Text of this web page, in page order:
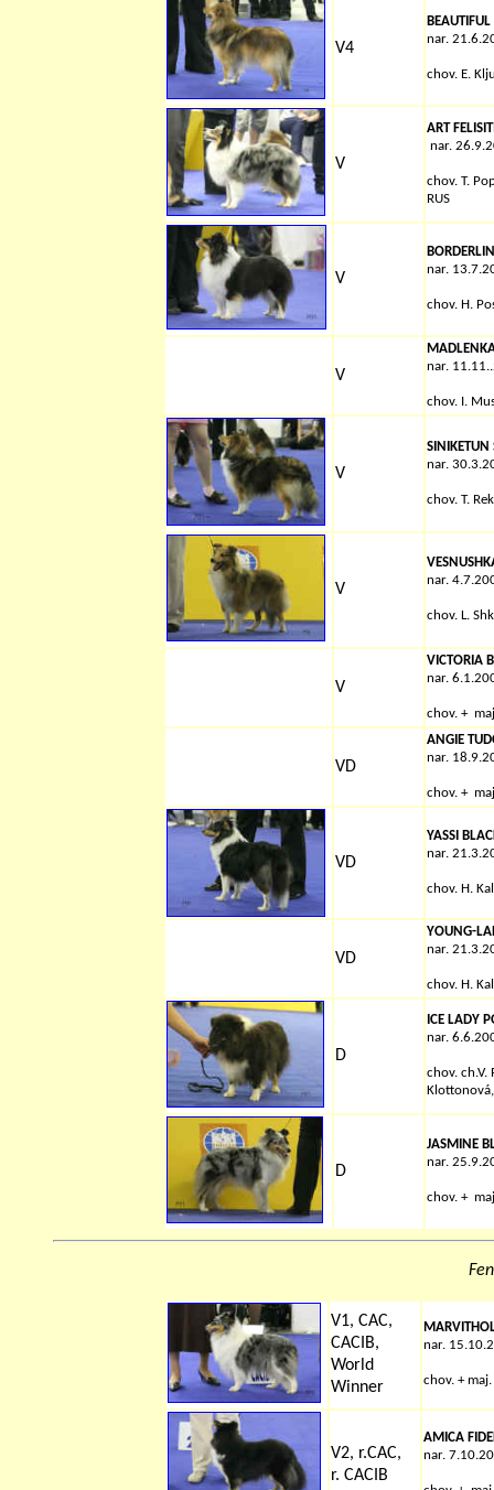
V4
nar.
chov. E.
V
ART
nar.
chov. T.
RUS
V
nar.
chov. H.
V
nar.
chov. I.
V
SINIKETUN
nar.
chov. T.
V
nar.
chov. L.
V
VICTORIA
nar.
chov. +
VD
ANGIE
nar.
chov. +
VD
YASSI
nar.
chov. H.
VD
YOUNG-
nar.
chov. H.
D
ICE LADY
nar.
chov. ch.V.
Klottonová,
D
JASMINE
nar.
chov. +
V1, CAC,
CACIB,
World
Winner
nar.
chov. + maj.
V2, r.CAC,
r. CACIB
AMICA
nar.